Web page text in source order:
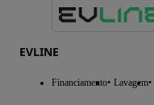
EVLINE
Financiamento Lavagem